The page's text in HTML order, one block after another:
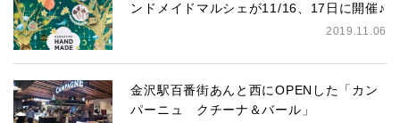
ンドメイドマルシェが11/16、17日に開催♪
2019.11.06
金沢駅百番街あんと西にOPENした「カン
パーニュ クチーナ＆バール」